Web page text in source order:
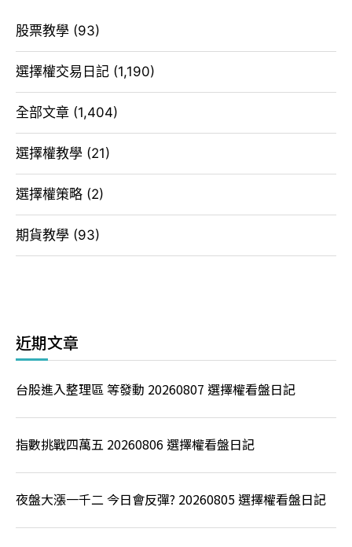
股票教學 (93)
選擇權交易日記 (1,190)
全部文章 (1,404)
選擇權教學 (21)
選擇權策略 (2)
期貨教學 (93)
近期文章
台股進入整理區 等發動 20260807 選擇權看盤日記
指數挑戰四萬五 20260806 選擇權看盤日記
夜盤大漲一千二 今日會反彈? 20260805 選擇權看盤日記